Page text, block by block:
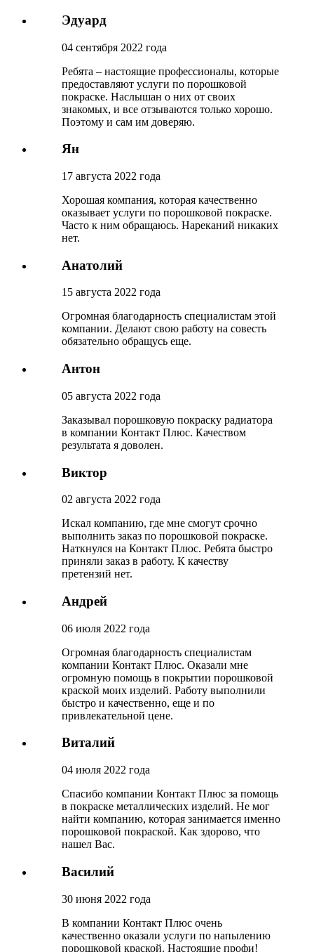
Эдуард
04 сентября 2022 года
Ребята – настоящие профессионалы, которые
предоставляют услуги по порошковой
покраске. Наслышан о них от своих
знакомых, и все отзываются только хорошо.
Поэтому и сам им доверяю.
Ян
17 августа 2022 года
Хорошая компания, которая качественно
оказывает услуги по порошковой покраске.
Часто к ним обращаюсь. Нареканий никаких
нет.
Анатолий
15 августа 2022 года
Огромная благодарность специалистам этой
компании. Делают свою работу на совесть
обязательно обращусь еще.
Антон
05 августа 2022 года
Заказывал порошковую покраску радиатора
в компании Контакт Плюс. Качеством
результата я доволен.
Виктор
02 августа 2022 года
Искал компанию, где мне смогут срочно
выполнить заказ по порошковой покраске.
Наткнулся на Контакт Плюс. Ребята быстро
приняли заказ в работу. К качеству
претензий нет.
Андрей
06 июля 2022 года
Огромная благодарность специалистам
компании Контакт Плюс. Оказали мне
огромную помощь в покрытии порошковой
краской моих изделий. Работу выполнили
быстро и качественно, еще и по
привлекательной цене.
Виталий
04 июля 2022 года
Спасибо компании Контакт Плюс за помощь
в покраске металлических изделий. Не мог
найти компанию, которая занимается именно
порошковой покраской. Как здорово, что
нашел Вас.
Василий
30 июня 2022 года
В компании Контакт Плюс очень
качественно оказали услуги по напылению
порошковой краской. Настоящие профи!